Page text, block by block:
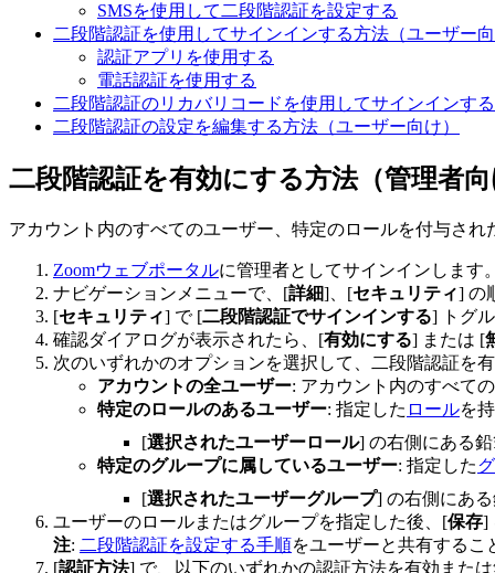
SMSを使用して二段階認証を設定する
二段階認証を使用してサインインする方法（ユーザー
認証アプリを使用する
電話認証を使用する
二段階認証のリカバリコードを使用してサインインす
二段階認証の設定を編集する方法（ユーザー向け）
二段階認証を有効にする方法（管理者
アカウント内のすべてのユーザー、特定のロールを付与さ
Zoomウェブポータルに管理者としてサインインします
ナビゲーションメニューで、[詳細]、[セキュリティ] の
[セキュリティ] で [二段階認証でサインインする] トグ
確認ダイアログが表示されたら、[有効にする] または [
次のいずれかのオプションを選択して、二段階認証を
アカウントの全ユーザー: アカウント内のすべて
特定のロールのあるユーザー: 指定した ロールを
[選択されたユーザーロール] の右側にある
特定のグループに属しているユーザー: 指定した
[選択されたユーザーグループ] の右側にあ
ユーザーのロールまたはグループを指定した後、[保存]
注: 二段階認証を設定する手順をユーザーと共有するこ
[認証方法] で、以下のいずれかの認証方法を有効また